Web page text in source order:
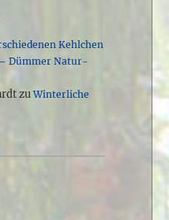
Kehlchen
Dümmer Natur-
zuWinterliche